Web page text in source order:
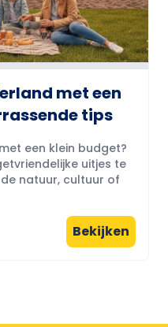
met een
tips
een klein budget?
uitjes te
natuur, cultuur of
Bekijken